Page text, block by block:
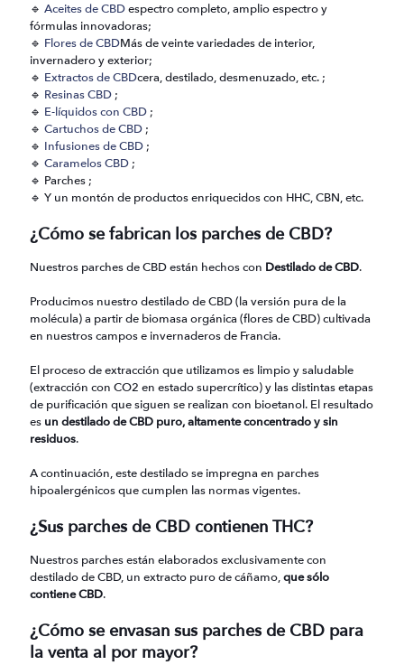
🔹 Aceites de CBDespectro completo, amplio espectro y
fórmulas innovadoras;
🔹 Flores de CBDMás de veinte variedades de interior,
invernadero y exterior;
🔹 Extractos de CBDcera, destilado, desmenuzado, etc. ;
🔹 Resinas CBD;
🔹 E-líquidos con CBD;
🔹 Cartuchos de CBD;
🔹 Infusiones de CBD;
🔹 Caramelos CBD;
🔹 Parches ;
🔹 Y un montón de productos enriquecidos con HHC, CBN, etc.
¿Cómo se fabrican los parches de CBD?
Nuestros parches de CBD están hechos con Destilado de CBD.
Producimos nuestro destilado de CBD (la versión pura de la
molécula) a partir de biomasa orgánica (flores de CBD) cultivada
en nuestros campos e invernaderos de Francia.
El proceso de extracción que utilizamos es limpio y saludable
(extracción con CO2 en estado supercrítico) y las distintas etapas
de purificación que siguen se realizan con bioetanol. El resultado
es un destilado de CBD puro, altamente concentrado y sin
residuos.
A continuación, este destilado se impregna en parches
hipoalergénicos que cumplen las normas vigentes.
¿Sus parches de CBD contienen THC?
Nuestros parches están elaborados exclusivamente con
destilado de CBD, un extracto puro de cáñamo,que sólo
contiene CBD.
¿Cómo se envasan sus parches de CBD para
la venta al por mayor?